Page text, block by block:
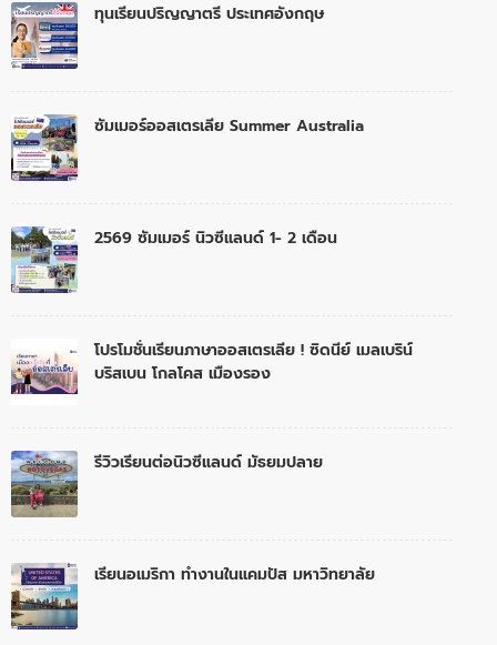
ทุนเรียนปริญญาตรี ประเทศอังกฤษ
ซัมเมอร์ออสเตรเลีย Summer Australia
2569 ซัมเมอร์ นิวซีแลนด์ 1- 2 เดือน
โปรโมชั่นเรียนภาษาออสเตรเลีย ! ซิดนีย์ เมลเบริน์
บริสเบน โกลโคส เมืองรอง
รีวิวเรียนต่อนิวซีแลนด์ มัธยมปลาย
เรียนอเมริกา ทำงานในแคมปัส มหาวิทยาลัย